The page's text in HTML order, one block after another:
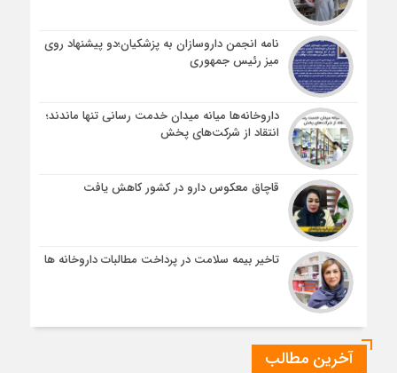
نامه انجمن داروسازان به پزشکیان؛دو پیشنهاد روی
میز رئیس جمهوری
داروخانه‌ها میانه میدان خدمت رسانی تنها ماندند؛
انتقاد از شرکت‌های پخش
قاچاق معکوس دارو در کشور کاهش یافت
تاخیر بیمه سلامت در پرداخت مطالبات داروخانه ها
آخرین مطالب